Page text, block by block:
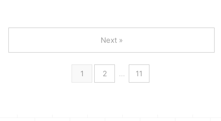
1 2 … 11
Next »